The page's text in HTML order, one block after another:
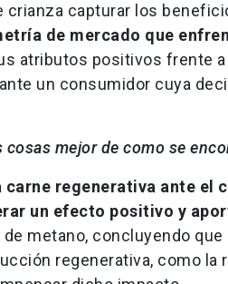
crianza capturar los
de mercado que
atributos positivos frente
un consumidor cuya
mejor de como se
regenerativa ante el
un efecto positivo y
metano, concluyendo
regenerativa, como la